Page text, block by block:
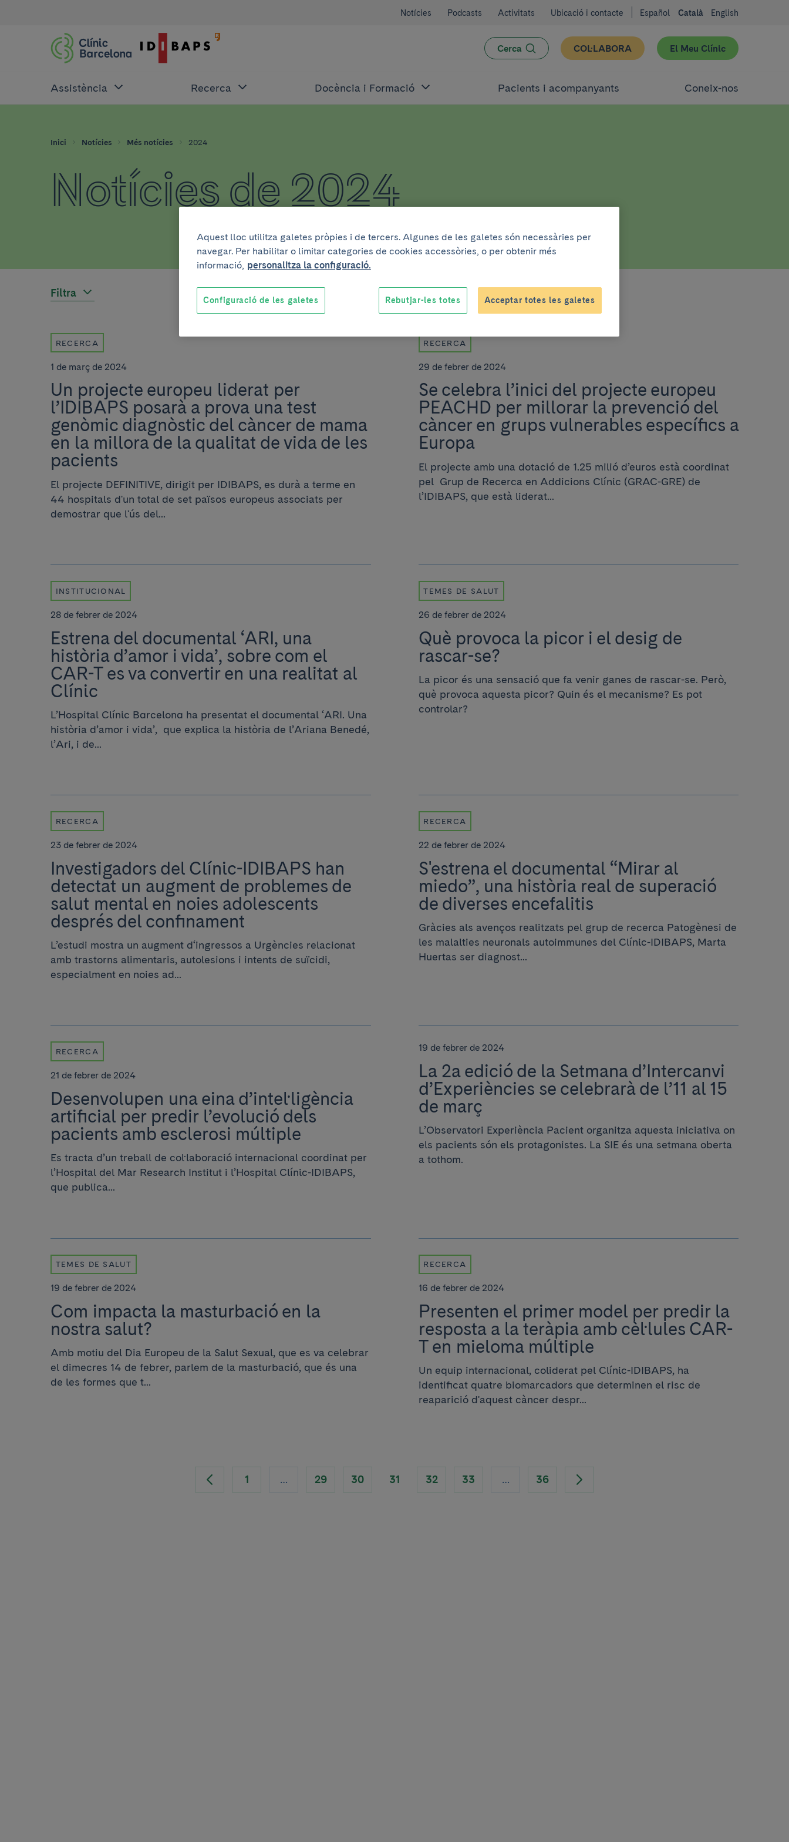
Notícies Podcasts Activitats Ubicació i contacte Español Català English
Cerca COL·LABORA El Meu Clínic
Assistència Recerca Docència i Formació Pacients i acompanyants Coneix-nos
Inici Notícies Més notícies 2024
Notícies de 2024
Filtra
RECERCA
1 de març de 2024
Un projecte europeu liderat per
l’IDIBAPS posarà a prova una test
genòmic diagnòstic del càncer de mama
en la millora de la qualitat de vida de les
pacients
El projecte DEFINITIVE, dirigit per IDIBAPS, es durà a terme en
44 hospitals d'un total de set països europeus associats per
demostrar que l'ús del...
RECERCA
29 de febrer de 2024
Se celebra l’inici del projecte europeu
PEACHD per millorar la prevenció del
càncer en grups vulnerables específics a
Europa
El projecte amb una dotació de 1.25 milió d’euros està coordinat
pel Grup de Recerca en Addicions Clínic (GRAC-GRE) de
l’IDIBAPS, que està liderat...
INSTITUCIONAL
28 de febrer de 2024
Estrena del documental ‘ARI, una
història d’amor i vida’, sobre com el
CAR-T es va convertir en una realitat al
Clínic
L’Hospital Clínic Barcelona ha presentat el documental ‘ARI. Una
història d’amor i vida’, que explica la història de l’Ariana Benedé,
l’Ari, i de...
TEMES DE SALUT
26 de febrer de 2024
Què provoca la picor i el desig de
rascar-se?
La picor és una sensació que fa venir ganes de rascar-se. Però,
què provoca aquesta picor? Quin és el mecanisme? Es pot
controlar?
RECERCA
23 de febrer de 2024
Investigadors del Clínic-IDIBAPS han
detectat un augment de problemes de
salut mental en noies adolescents
després del confinament
L’estudi mostra un augment d‘ingressos a Urgències relacionat
amb trastorns alimentaris, autolesions i intents de suïcidi,
especialment en noies ad...
RECERCA
22 de febrer de 2024
S'estrena el documental “Mirar al
miedo”, una història real de superació
de diverses encefalitis
Gràcies als avenços realitzats pel grup de recerca Patogènesi de
les malalties neuronals autoimmunes del Clínic-IDIBAPS, Marta
Huertas ser diagnost...
RECERCA
21 de febrer de 2024
Desenvolupen una eina d’intel·ligència
artificial per predir l’evolució dels
pacients amb esclerosi múltiple
Es tracta d’un treball de col·laboració internacional coordinat per
l’Hospital del Mar Research Institut i l’Hospital Clínic-IDIBAPS,
que publica...
19 de febrer de 2024
La 2a edició de la Setmana d’Intercanvi
d’Experiències se celebrarà de l’11 al 15
de març
L’Observatori Experiència Pacient organitza aquesta iniciativa on
els pacients són els protagonistes. La SIE és una setmana oberta
a tothom.
TEMES DE SALUT
19 de febrer de 2024
Com impacta la masturbació en la
nostra salut?
Amb motiu del Dia Europeu de la Salut Sexual, que es va celebrar
el dimecres 14 de febrer, parlem de la masturbació, que és una
de les formes que t...
RECERCA
16 de febrer de 2024
Presenten el primer model per predir la
resposta a la teràpia amb cèl·lules CAR-
T en mieloma múltiple
Un equip internacional, coliderat pel Clínic-IDIBAPS, ha
identificat quatre biomarcadors que determinen el risc de
reaparició d'aquest càncer despr...
1 … 29 30 31 32 33 … 36
Aquest lloc utilitza galetes pròpies i de tercers. Algunes de les galetes són necessàries per
navegar. Per habilitar o limitar categories de cookies accessòries, o per obtenir més
informació, personalitza la configuració.
Rebutjar-les totes Acceptar totes les galetes
Configuració de les galetes